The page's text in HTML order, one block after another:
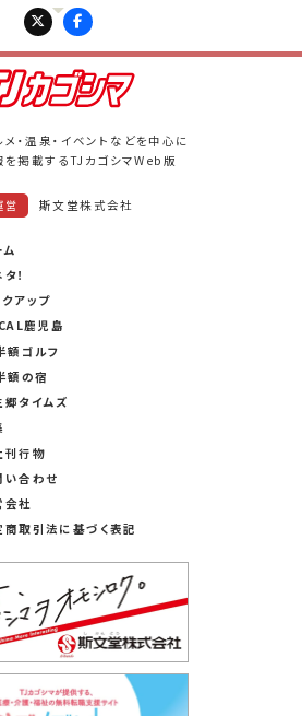
PAGE UP
・温泉・イベントなどを中心に
掲載するTJカゴシマWeb版
営 斯文堂株式会社
！
クアップ
鹿児島
額ゴルフ
額の宿
郷タイムズ
刊行物
い合わせ
会社
商取引法に基づく表記